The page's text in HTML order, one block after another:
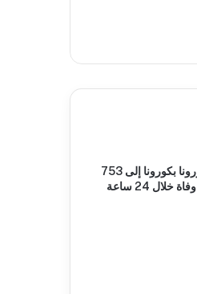
تراجع إصابات كورونا بكورونا إلى 753
حالة جديدة و36 وفاة خلال 24 ساعة